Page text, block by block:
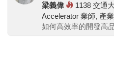
梁義偉 1138 交通
Accelerator 業師, 產
如何高效率的開發高